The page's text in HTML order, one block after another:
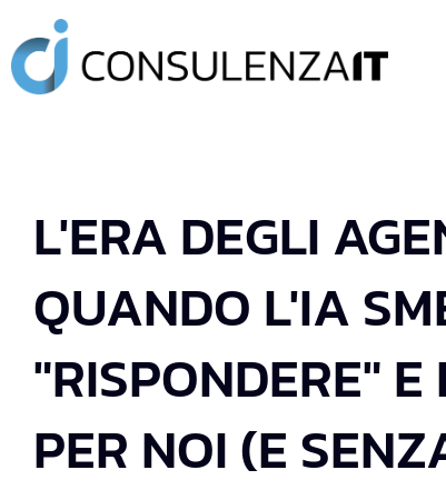
L'ERA DEGLI
QUANDO L'IA
"RISPONDERE"
PER NOI (E